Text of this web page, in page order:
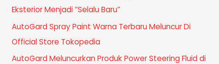
Eksterior Menjadi “Selalu Baru”
AutoGard Spray Paint Warna Terbaru Meluncur Di
Official Store Tokopedia
AutoGard Meluncurkan Produk Power Steering Fluid di